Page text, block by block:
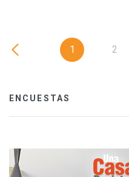
1 2
ENCUESTAS